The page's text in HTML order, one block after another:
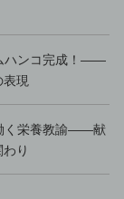
ハンコ完成！――
表現
く栄養教諭――献
り